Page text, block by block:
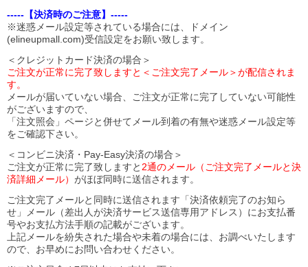
-----【決済時のご注意】-----
※迷惑メール設定等されている場合には、ドメイン
(elineupmall.com)受信設定をお願い致します。
＜クレジットカード決済の場合＞
ご注文が正常に完了致しますと＜ご注文完了メール＞が配信されま
す。
メールが届いていない場合、ご注文が正常に完了していない可能性
がございますので、
「注文照会」ページと併せてメール到着の有無や迷惑メール設定等
をご確認下さい。
＜コンビニ決済・Pay-Easy決済の場合＞
ご注文が正常に完了致しますと 2通のメール（ご注文完了メールと決
済詳細メール） がほぼ同時に送信されます。
ご注文完了メールと同時に送信されます「決済依頼完了のお知ら
せ」メール（差出人が決済サービス送信専用アドレス）にお支払番
号やお支払方法手順の記載がございます。
上記メールを紛失された場合や未着の場合には、お調べいたします
ので、お早めにお問い合わせください。